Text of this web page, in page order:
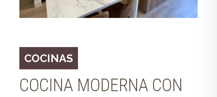
COCINAS
COCINA MODERNA CON